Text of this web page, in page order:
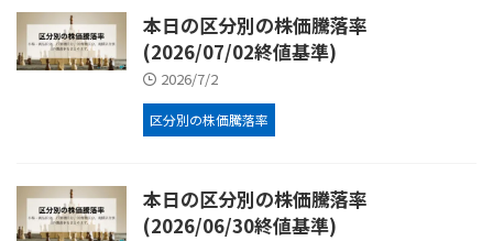
本日の区分別の株価騰落率
(2026/07/02終値基準)
2026/7/2
区分別の株価騰落率
本日の区分別の株価騰落率
(2026/06/30終値基準)